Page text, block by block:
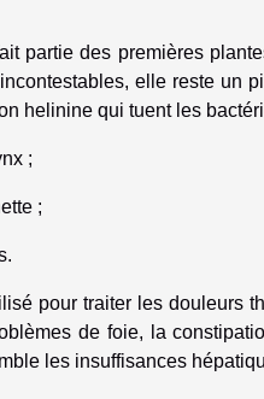
partie des premières
elle reste un
helinine qui tuent les
;
;
pour traiter les douleurs
de foie, la
les insuffisances